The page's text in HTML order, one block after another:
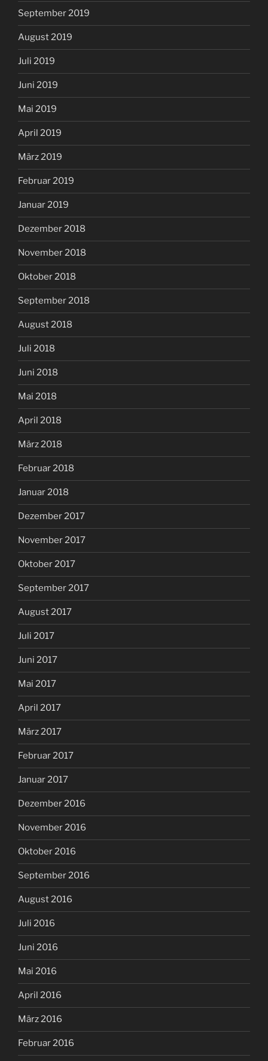
September 2019
August 2019
Juli 2019
Juni 2019
Mai 2019
April 2019
März 2019
Februar 2019
Januar 2019
Dezember 2018
November 2018
Oktober 2018
September 2018
August 2018
Juli 2018
Juni 2018
Mai 2018
April 2018
März 2018
Februar 2018
Januar 2018
Dezember 2017
November 2017
Oktober 2017
September 2017
August 2017
Juli 2017
Juni 2017
Mai 2017
April 2017
März 2017
Februar 2017
Januar 2017
Dezember 2016
November 2016
Oktober 2016
September 2016
August 2016
Juli 2016
Juni 2016
Mai 2016
April 2016
März 2016
Februar 2016